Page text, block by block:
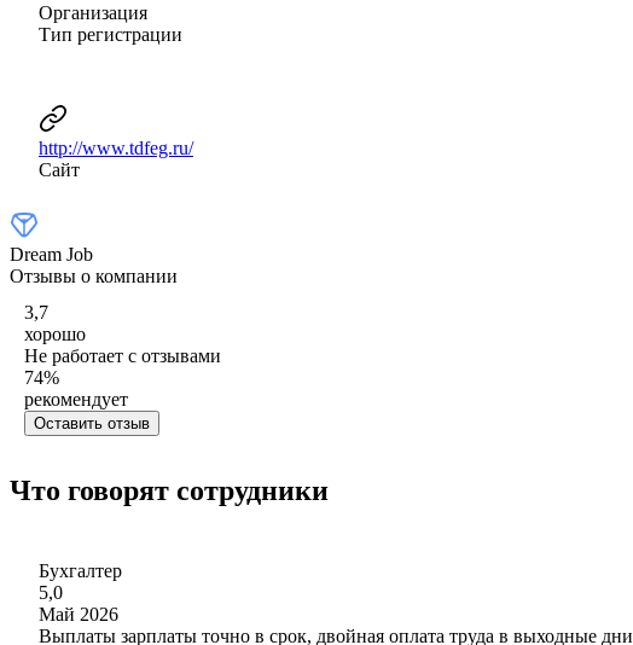
Организация
Тип регистрации
http://www.tdfeg.ru/
Сайт
Dream Job
Отзывы о компании
3,7
хорошо
Не работает с отзывами
74%
рекомендует
Оставить отзыв
Что говорят сотрудники
Бухгалтер
5,0
Май 2026
Выплаты зарплаты точно в срок, двойная оплата труда в выходные дни